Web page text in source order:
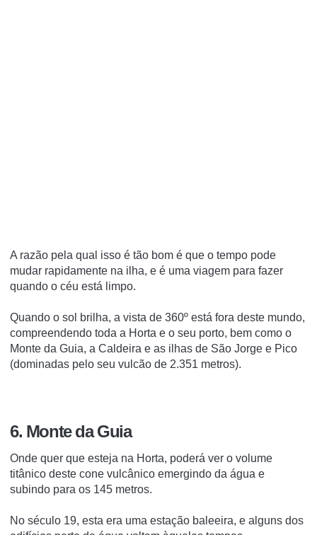
A razão pela qual isso é tão bom é que o tempo pode
mudar rapidamente na ilha, e é uma viagem para fazer
quando o céu está limpo.
Quando o sol brilha, a vista de 360º está fora deste mundo,
compreendendo toda a Horta e o seu porto, bem como o
Monte da Guia, a Caldeira e as ilhas de São Jorge e Pico
(dominadas pelo seu vulcão de 2.351 metros).
6. Monte da Guia
Onde quer que esteja na Horta, poderá ver o volume
titânico deste cone vulcânico emergindo da água e
subindo para os 145 metros.
No século 19, esta era uma estação baleeira, e alguns dos